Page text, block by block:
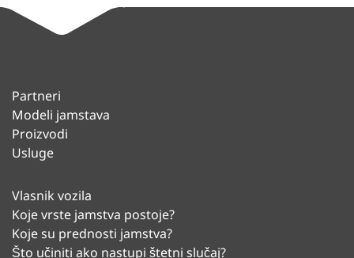
Partneri
Modeli jamstava
Proizvodi
Usluge
Vlasnik vozila
Koje vrste jamstva postoje?
Koje su prednosti jamstva?
Što učiniti ako nastupi štetni slučaj?